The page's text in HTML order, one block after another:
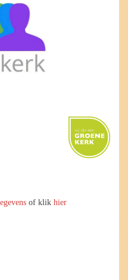
of klik hier